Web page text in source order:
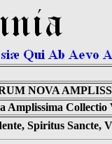
NOVA
Collectio
Spiritus Sancte,